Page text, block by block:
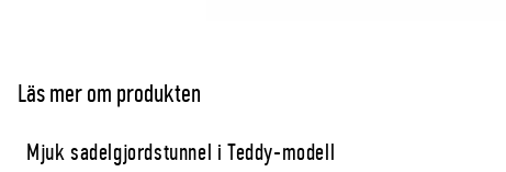
Läs mer om produkten
Mjuk sadelgjordstunnel i Teddy-modell